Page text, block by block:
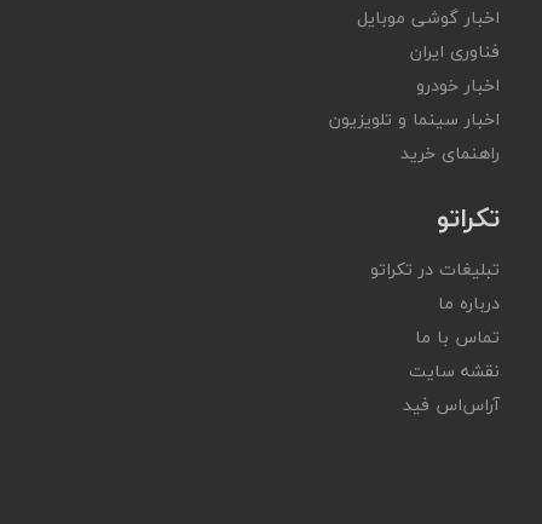
اخبار گوشی موبایل
فناوری ایران
اخبار خودرو
اخبار سینما و تلویزیون
راهنمای خرید
تکراتو
تبلیغات در تکراتو
درباره ما
تماس با ما
نقشه سایت
آر‌اس‌اس فید